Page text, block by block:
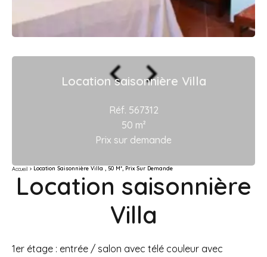
Location saisonnière Villa
Réf. 567312
50 m²
Prix sur demande
Accueil Location Saisonnière Villa , 50 M², Prix Sur Demande
Location saisonnière
Villa
1er étage : entrée / salon avec télé couleur avec